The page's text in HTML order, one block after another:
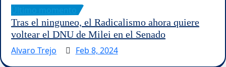
Tras el ninguneo, el Radicalismo ahora quiere
voltear el DNU de Milei en el Senado
Alvaro Trejo
Feb 8, 2024